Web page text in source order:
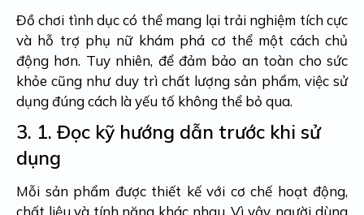
Đồ chơi tình dục có thể mang lại trải nghiệm tích cực
và hỗ trợ phụ nữ khám phá cơ thể một cách chủ
động hơn. Tuy nhiên, để đảm bảo an toàn cho sức
khỏe cũng như duy trì chất lượng sản phẩm, việc sử
dụng đúng cách là yếu tố không thể bỏ qua.
3. 1. Đọc kỹ hướng dẫn trước khi sử
dụng
Mỗi sản phẩm được thiết kế với cơ chế hoạt động,